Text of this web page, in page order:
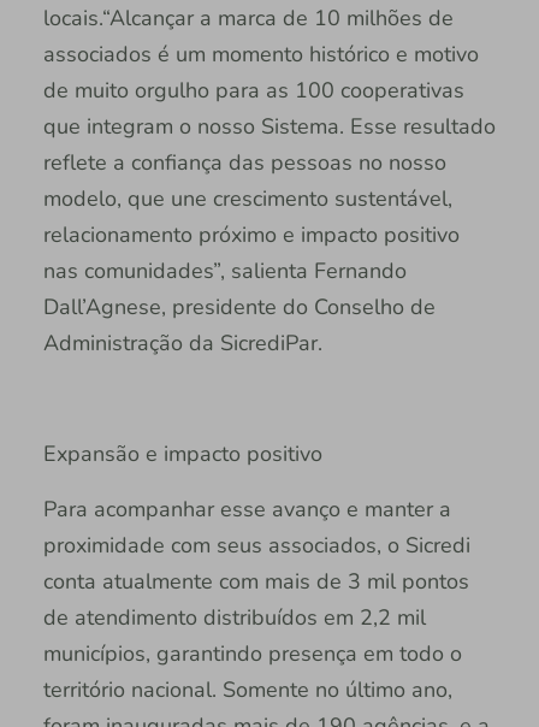
locais.“Alcançar a marca de 10 milhões de
associados é um momento histórico e motivo
de muito orgulho para as 100 cooperativas
que integram o nosso Sistema. Esse resultado
reflete a confiança das pessoas no nosso
modelo, que une crescimento sustentável,
relacionamento próximo e impacto positivo
nas comunidades”, salienta Fernando
Dall’Agnese, presidente do Conselho de
Administração da SicrediPar.
Expansão e impacto positivo
Para acompanhar esse avanço e manter a
proximidade com seus associados, o Sicredi
conta atualmente com mais de 3 mil pontos
de atendimento distribuídos em 2,2 mil
municípios, garantindo presença em todo o
território nacional. Somente no último ano,